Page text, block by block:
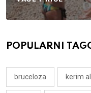
POPULARNI
bruceloza kerim